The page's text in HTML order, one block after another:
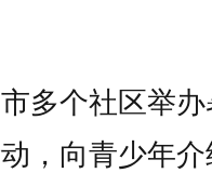
个社区举办
，向青少年